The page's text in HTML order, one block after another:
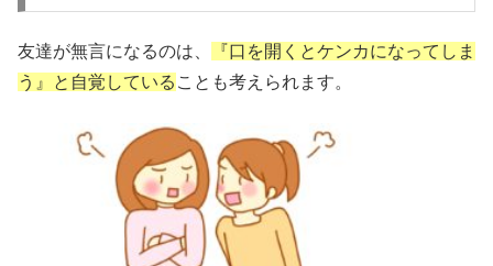
友達が無言になるのは、
『口を開くとケンカになってしま
う』と自覚している ことも考えられます。